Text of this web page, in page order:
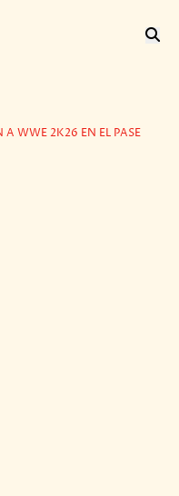
WWE 2K26 EN EL PASE